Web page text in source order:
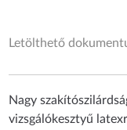
Letölthető
Nagy
vizsgálókesztyű